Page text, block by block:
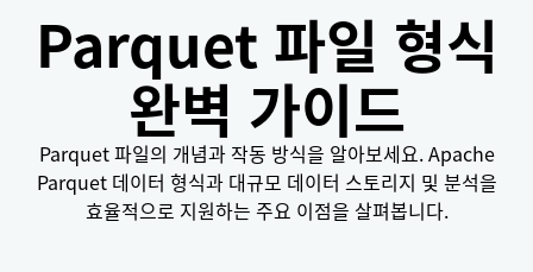
Parquet 파일 형식
완벽 가이드
Parquet 파일의 개념과 작동 방식을 알아보세요. Apache
Parquet 데이터 형식과 대규모 데이터 스토리지 및 분석을
효율적으로 지원하는 주요 이점을 살펴봅니다.